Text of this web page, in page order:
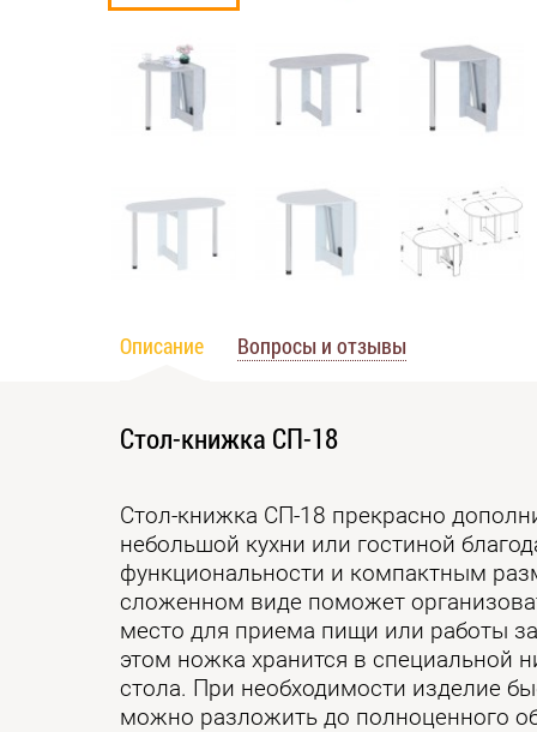
Описание Вопросы и отзывы
Стол-книжка СП-18
Стол-книжка СП-18 прекрасно
небольшой кухни или гостиной
функциональности и компактным
сложенном виде поможет
место для приема пищи или работы
этом ножка хранится в специальной
стола. При необходимости изделие
можно разложить до полноценного